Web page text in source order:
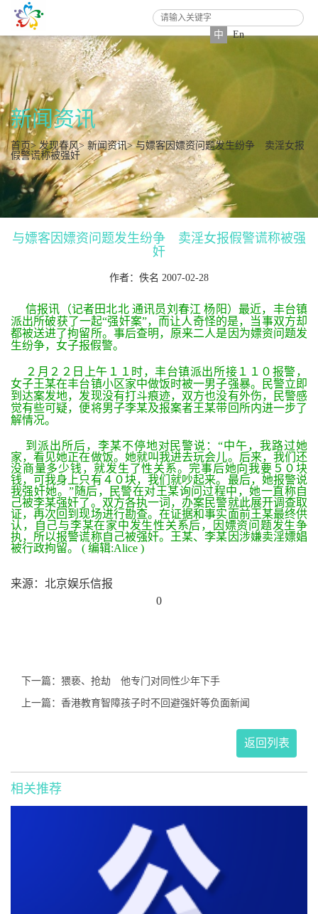
中 En
新闻资讯
首页>发现春风> 新闻资讯> 与嫖客因嫖资问题发生纷争 卖淫女报
假警谎称被强奸
与嫖客因嫖资问题发生纷争 卖淫女报假警谎称被强
奸
作者：佚名 2007-02-28
信报讯（记者田北北 通讯员刘春江 杨阳）最近，丰台镇
派出所破获了一起“强奸案”，而让人奇怪的是，当事双方却
都被送进了拘留所。事后查明，原来二人是因为嫖资问题发
生纷争，女子报假警。
２月２２日上午１１时，丰台镇派出所接１１０报警，
女子王某在丰台镇小区家中做饭时被一男子强暴。民警立即
到达案发地，发现没有打斗痕迹，双方也没有外伤，民警感
觉有些可疑，便将男子李某及报案者王某带回所内进一步了
解情况。
到派出所后，李某不停地对民警说：“中午，我路过她
家，看见她正在做饭。她就叫我进去玩会儿。后来，我们还
没商量多少钱，就发生了性关系。完事后她向我要５０块
钱，可我身上只有４０块，我们就吵起来。最后，她报警说
我强奸她。”随后，民警在对王某询问过程中，她一直称自
己被李某强奸了。双方各执一词，办案民警就此展开调查取
证，再次回到现场进行勘查。在证据和事实面前王某最终供
认，自己与李某在家中发生性关系后，因嫖资问题发生争
执，所以报警谎称自己被强奸。王某、李某因涉嫌卖淫嫖娼
被行政拘留。 ( 编辑:Alice )
来源：北京娱乐信报
0
下一篇：猥亵、抢劫 他专门对同性少年下手
上一篇：香港教育智障孩子时不回避强奸等负面新闻
返回列表
相关推荐